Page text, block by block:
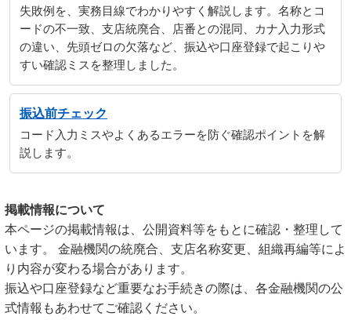
失敗例を、実務目線でわかりやすく解説します。名称とコ
ードの不一致、支店統廃合、店番との混同、カナ入力形式
の違い、先頭ゼロの欠落など、振込や口座登録で起こりや
すい確認ミスを整理しました。
振込前チェック
コード入力ミスやよくあるエラーを防ぐ確認ポイントを解
説します。
掲載情報について
本ページの掲載情報は、公開資料等をもとに確認・整理して
います。 金融機関の統廃合、支店名称変更、組織再編等によ
り内容が変わる場合があります。
振込や口座登録など重要なお手続きの際は、各金融機関の公
式情報もあわせてご確認ください。